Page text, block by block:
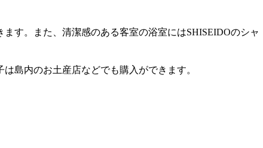
す。また、清潔感のある客室の浴室にはSHISEIDOのシャ
島内のお土産店などでも購入ができます。